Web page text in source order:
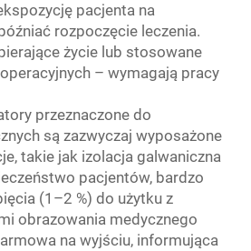
pacjenta na
rozpoczęcie leczenia.
życie lub stosowane
– wymagają pracy
przeznaczone do
są zazwyczaj wyposażone
takie jak izolacja galwaniczna
pacjentów, bardzo
(1–2 %) do użytku z
obrazowania medycznego
na wyjściu, informująca